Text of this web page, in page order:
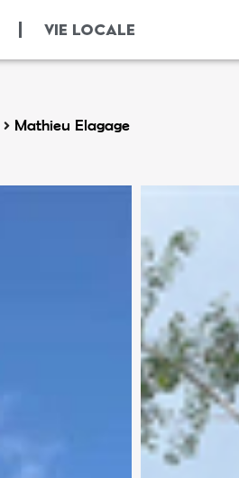
VIE LOCALE
Mathieu Elagage